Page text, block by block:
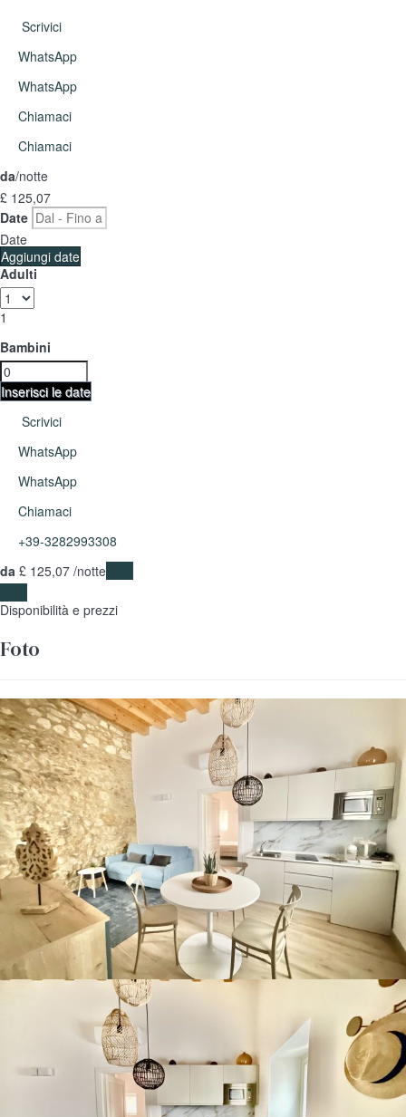
Scrivici
WhatsApp
WhatsApp
Chiamaci
Chiamaci
da/notte
£ 125,07
Date
Date
Aggiungi date
Adulti
1
Bambini
Inserisci le date
Scrivici
WhatsApp
WhatsApp
Chiamaci
+39-3282993308
da £ 125,07 /notte
Disponibilità e prezzi
Foto